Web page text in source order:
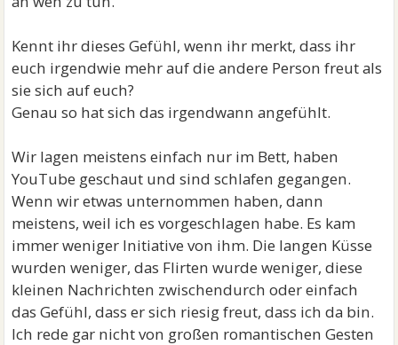
Kennt ihr dieses Gefühl, wenn ihr merkt, dass ihr
euch irgendwie mehr auf die andere Person freut als
sie sich auf euch?
Genau so hat sich das irgendwann angefühlt.
Wir lagen meistens einfach nur im Bett, haben
YouTube geschaut und sind schlafen gegangen.
Wenn wir etwas unternommen haben, dann
meistens, weil ich es vorgeschlagen habe. Es kam
immer weniger Initiative von ihm. Die langen Küsse
wurden weniger, das Flirten wurde weniger, diese
kleinen Nachrichten zwischendurch oder einfach
das Gefühl, dass er sich riesig freut, dass ich da bin.
Ich rede gar nicht von großen romantischen Gesten